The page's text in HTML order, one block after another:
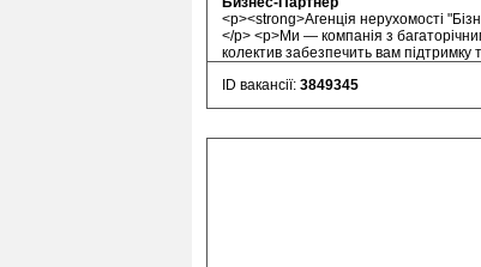
<p><strong>Агенція нерухомості
</p> <p>Ми — компанія з
колектив забезпечить вам
ID вакансії: 3849345